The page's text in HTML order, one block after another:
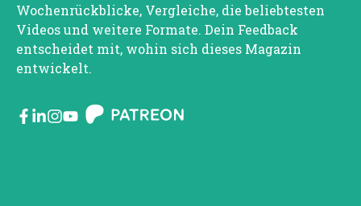
Wochenrückblicke, Vergleiche, die beliebtesten
Videos und weitere Formate. Dein Feedback
entscheidet mit, wohin sich dieses Magazin
entwickelt.